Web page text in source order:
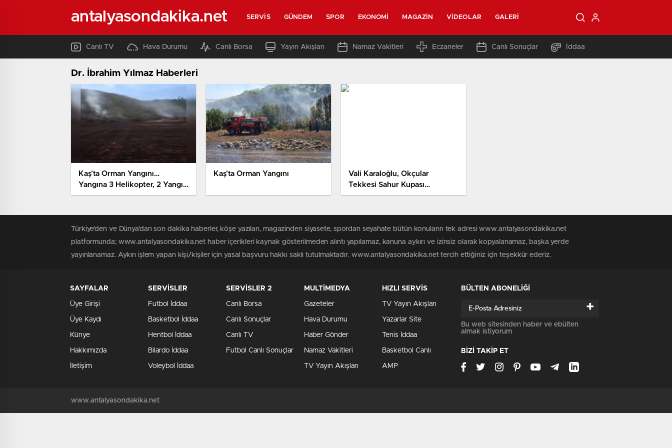
antalyasondakika.net SERVIS GÜNDEM SPOR EKONOMI MAGAZIN VIDEOLAR GALERI
Canlı TV Hava Durumu Canlı Borsa Yayın Akışları Namaz Vakitleri Eczaneler Canlı Sonuçlar İddaa
Dr. İbrahim Yılmaz Haberleri
Kaş’ta Orman Yangını…
Yangına 3 Helikopter, 2 Yangın
Uçağı Müdahale Etti
Kaş’ta Orman Yangını
Vali Karaloğlu, Okçular
Tekkesi Sahur Kupası
Programına Katıldı
Türkiye'den ve Dünya’dan son dakika haberler, köşe yazıları, magazinden siyasete, spordan seyahate bütün konuların tek adresi www.antalyasondakika.net
platformunda; www.antalyasondakika.net haber içerikleri kaynak gösterilmeden alıntı yapılamaz, kanuna aykırı ve izinsiz olarak kopyalanamaz, başka yerde
yayınlanamaz. Aykırı işlem yapan kişi/kişiler için yasal başvuru hakkı saklı tutulmaktadır. www.antalyasondakika.net tercih ettiğiniz için teşekkür ederiz.
SAYFALAR
Üye Girişi
Üye Kaydı
Künye
Hakkımızda
İletişim
SERVİSLER
Futbol İddaa
Basketbol İddaa
Hentbol İddaa
Bilardo İddaa
Voleybol İddaa
SERVİSLER 2
Canlı Borsa
Canlı Sonuçlar
Canlı TV
Futbol Canlı Sonuçlar
MULTİMEDYA
Gazeteler
Hava Durumu
Haber Gönder
Namaz Vakitleri
TV Yayın Akışları
HIZLI SERVİS
TV Yayın Akışları
Yazarlar Site
Tenis İddaa
Basketbol Canlı
AMP
BÜLTEN ABONELİĞİ
+
Bu web sitesinden haber ve ebülten
almak istiyorum
BİZİ TAKİP ET
www.antalyasondakika.net